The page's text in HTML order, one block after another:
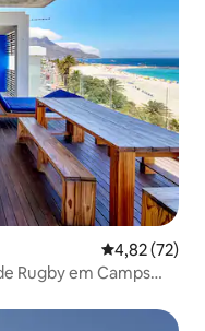
4,82 de uma
4,82 (72)
Rugby em Camps